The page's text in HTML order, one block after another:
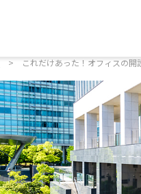
これだけあった！オフィスの